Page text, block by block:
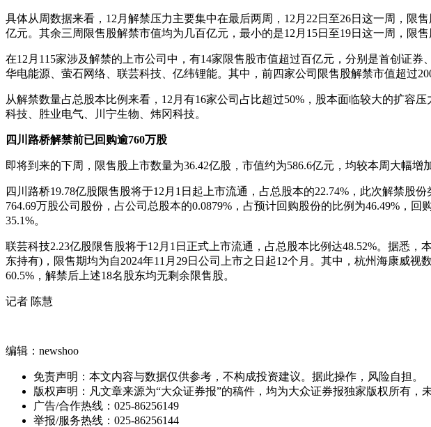
具体从周数据来看，12月解禁压力主要集中在最后两周，12月22日至26日这一周，限
亿元。其余三周限售股解禁市值均为几百亿元，最小的是12月15日至19日这一周，限售
在12月115家涉及解禁的上市公司中，有14家限售股市值超过百亿元，分别是首创证
华电能源、萤石网络、联芸科技、亿纬锂能。其中，前四家公司限售股解禁市值超过
从解禁数量占总股本比例来看，12月有16家公司占比超过50%，股本面临较大的扩容
科技、胜业电气、川宁生物、炜冈科技。
四川路桥解禁前已回购逾760万股
即将到来的下周，限售股上市数量为36.42亿股，市值约为586.6亿元，均较本周大幅
四川路桥19.78亿股限售股将于12月1日起上市流通，占总股本的22.74%，此次解禁
764.69万股公司股份，占公司总股本的0.0879%，占预计回购股份的比例为46.49%，
35.1%。
联芸科技2.23亿股限售股将于12月1日正式上市流通，占总股本比例达48.52%。据悉
东持有)，限售期均为自2024年11月29日公司上市之日起12个月。其中，杭州海康威
60.5%，解禁后上述18名股东均无剩余限售股。
记者 陈慧
编辑：newshoo
免责声明：本文内容与数据仅供参考，不构成投资建议。据此操作，风险自担。
版权声明：凡文章来源为“大众证券报”的稿件，均为大众证券报独家版权所有，
广告/合作热线：025-86256149
举报/服务热线：025-86256144